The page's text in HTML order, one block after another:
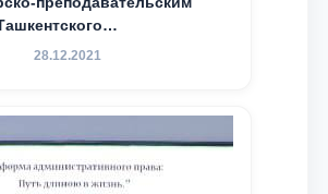
юридического
до международного
результатов реформ и
в сфере
коррупции
28.12.2021